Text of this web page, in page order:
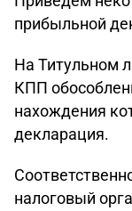
прибыльной
На Титульном
КПП
нахождения
декларация.
налоговый